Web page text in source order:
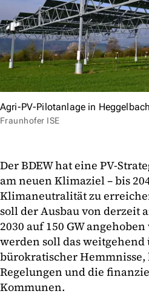
Agri-PV-Pilotanlage in
Fraunhofer ISE
Der BDEW hat eine PV-
am neuen Klimaziel – bis
Klimaneutralität zu
soll der Ausbau von derzeit
2030 auf 150 GW
werden soll das weitgehend
bürokratischer
Regelungen und die
Kommunen.